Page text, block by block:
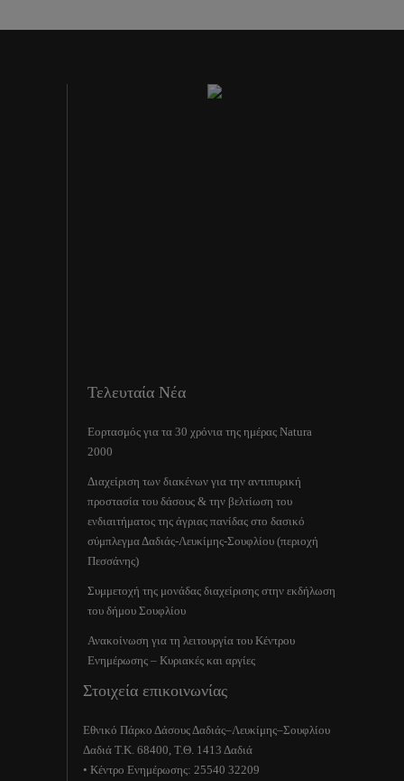
Τελευταία Νέα
Εορτασμός για τα 30 χρόνια της ημέρας Natura
2000
Διαχείριση των διακένων για την αντιπυρική
προστασία του δάσους & την βελτίωση του
ενδιαιτήματος της άγριας πανίδας στο δασικό
σύμπλεγμα Δαδιάς-Λευκίμης-Σουφλίου (περιοχή
Πεσσάνης)
Συμμετοχή της μονάδας διαχείρισης στην εκδήλωση
του δήμου Σουφλίου
Ανακοίνωση για τη λειτουργία του Κέντρου
Ενημέρωσης – Κυριακές και αργίες
Στοιχεία επικοινωνίας
Εθνικό Πάρκο Δάσους Δαδιάς–Λευκίμης–Σουφλίου
Δαδιά Τ.Κ. 68400, Τ.Θ. 1413 Δαδιά
• Κέντρο Ενημέρωσης: 25540 32209